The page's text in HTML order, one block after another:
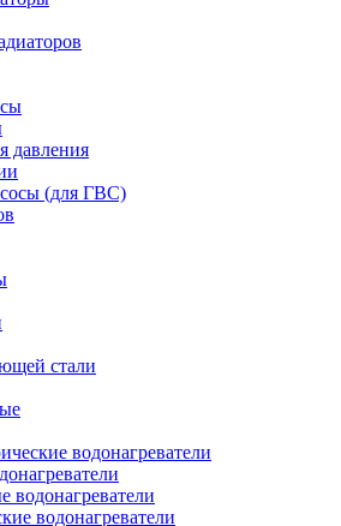
давления
(для ГВС)
стали
водонагреватели
водонагреватели
водонагреватели